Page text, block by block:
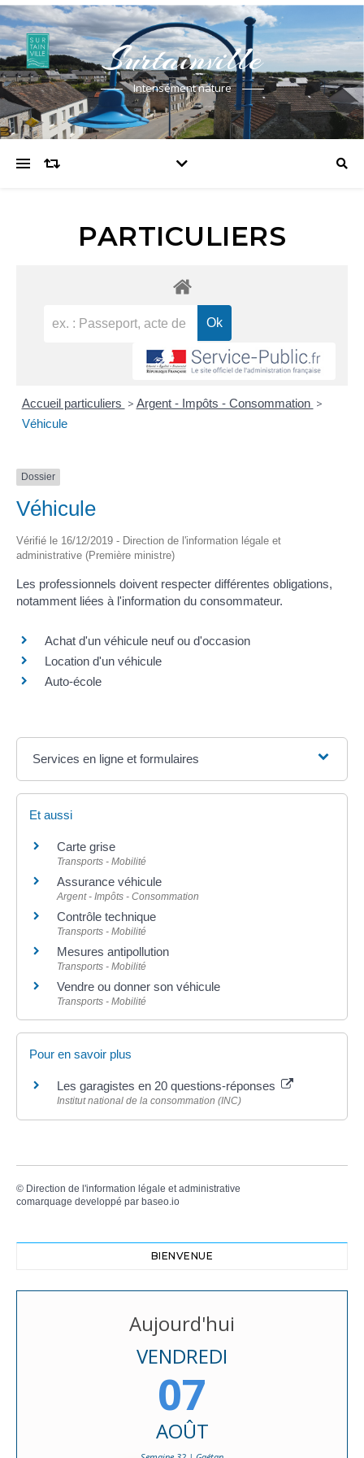
Surtainville
Intensément nature
PARTICULIERS
Accueil particuliers > Argent - Impôts - Consommation >
Véhicule
Dossier
Véhicule
Vérifié le 16/12/2019 - Direction de l'information légale et
administrative (Première ministre)
Les professionnels doivent respecter différentes obligations,
notamment liées à l'information du consommateur.
Achat d'un véhicule neuf ou d'occasion
Location d'un véhicule
Auto-école
Services en ligne et formulaires
Et aussi
Carte grise
Transports - Mobilité
Assurance véhicule
Argent - Impôts - Consommation
Contrôle technique
Transports - Mobilité
Mesures antipollution
Transports - Mobilité
Vendre ou donner son véhicule
Transports - Mobilité
Pour en savoir plus
Les garagistes en 20 questions-réponses
Institut national de la consommation (INC)
© Direction de l'information légale et administrative
comarquage developpé par baseo.io
BIENVENUE
Aujourd'hui
VENDREDI
07
AOÛT